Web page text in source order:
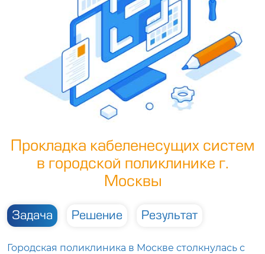
Прокладка кабеленесущих систем
в городской поликлинике г.
Москвы
Задача Решение Результат
Городская поликлиника в Москве столкнулась с